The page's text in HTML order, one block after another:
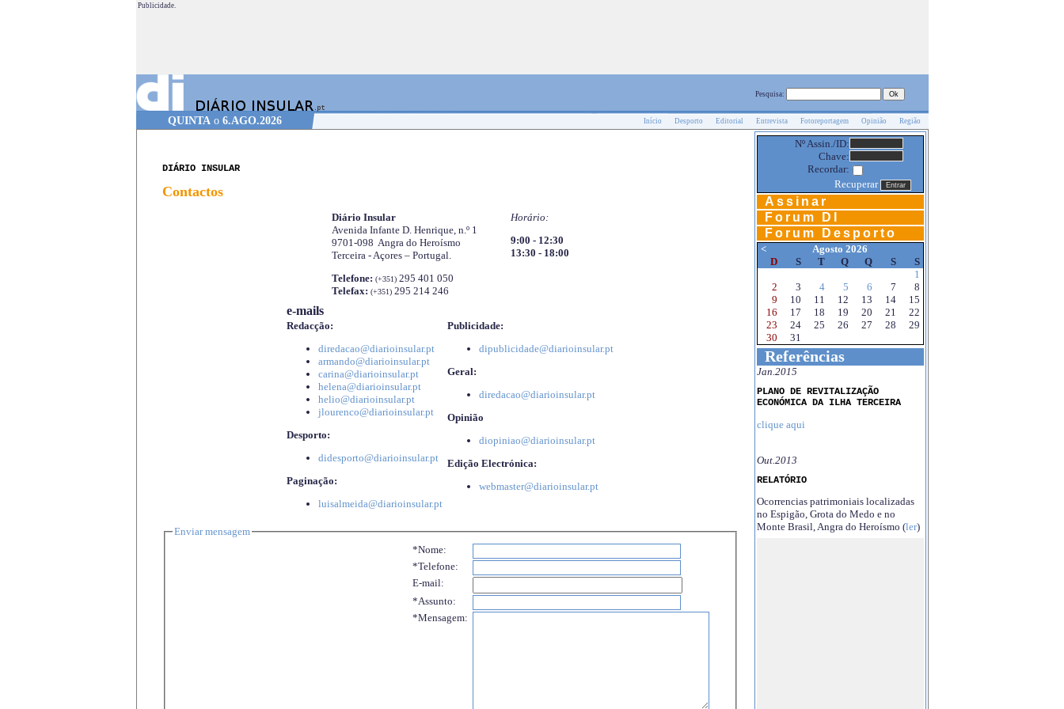
Publicidade.
Pesquisa:
QUINTA o 6.AGO.2026 Início Desporto Editorial Entrevista Fotoreportagem Opinião Região
DIÁRIO INSULAR
Contactos
Diário Insular
Avenida Infante D. Henrique, n.º 1
9701-098 Angra do Heroísmo
Terceira - Açores – Portugal.
Telefone: (+351)295 401 050
Telefax: (+351)295 214 246
Horário:
9:00 - 12:30
13:30 - 18:00
e-mails
Redacção:
diredacao@diarioinsular.pt
armando@diarioinsular.pt
carina@diarioinsular.pt
helena@diarioinsular.pt
helio@diarioinsular.pt
jlourenco@diarioinsular.pt
Desporto:
didesporto@diarioinsular.pt
Paginação:
luisalmeida@diarioinsular.pt
Publicidade:
dipublicidade@diarioinsular.pt
Geral:
diredacao@diarioinsular.pt
Opinião
diopiniao@diarioinsular.pt
Edição Electrónica:
webmaster@diarioinsular.pt
Enviar mensagem
*Nome:
*Telefone:
E-mail:
*Assunto:
*Mensagem:
Nº Assin./ID:
Chave:
Recordar:
Recuperar
Assinar
Forum DI
Forum Desporto
<
Agosto 2026
D
S T Q Q S
S
1
2
3 4 5 6 7
8
9
10 11 12 13 14
15
16
17 18 19 20 21
22
23
24 25 26 27 28
29
30
31
Referências
Jan.2015
PLANO DE REVITALIZAÇÃO
ECONÓMICA DA ILHA TERCEIRA
clique aqui
Out.2013
RELATÓRIO
Ocorrencias patrimoniais localizadas
no Espigão, Grota do Medo e no
Monte Brasil, Angra do Heroísmo (ler)